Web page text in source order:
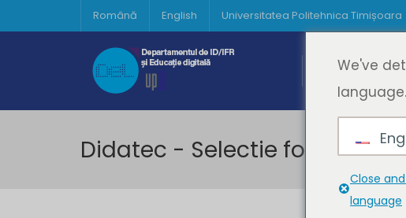
Română English Universitatea Politehnica Timișoara
Acasă
Didatec - Selectie formare II
We've
Close
language